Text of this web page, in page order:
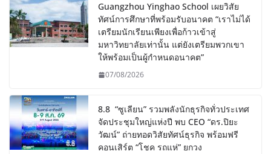
Guangzhou Yinghao School เผยวิสัย
ทัศน์การศึกษาที่พร้อมรับอนาคต “เราไม่ได้
เตรียมนักเรียนเพียงเพื่อก้าวเข้าสู่
มหาวิทยาลัยเท่านั้น แต่ยังเตรียมพวกเขา
ให้พร้อมเป็นผู้กำหนดอนาคต”
07/08/2026
8.8 “ซูเลียน” รวมพลังนักธุรกิจทั่วประเทศ
จัดประชุมใหญ่แห่งปี พบ CEO “ดร.ปิยะ
วัฒน์” ถ่ายทอดวิสัยทัศน์ธุรกิจ พร้อมฟรี
คอนเสิร์ต “โชค รถแห่” ยกวง